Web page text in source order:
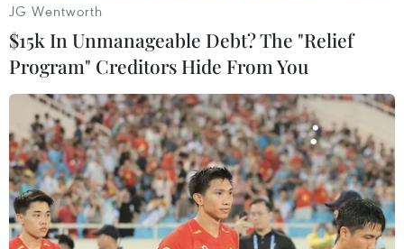
JG Wentworth
$15k In Unmanageable Debt? The "Relief
Program" Creditors Hide From You